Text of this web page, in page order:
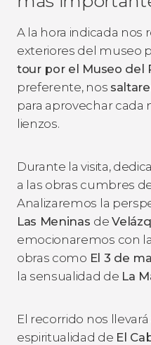
A la hora indicada nos
exteriores del museo
tour por el Museo del
preferente, nos
para aprovechar cada
lienzos.
Durante la visita,
a las obras cumbres
Analizaremos la
Las Meninas de
emocionaremos con
obras como El 3 de
la sensualidad de La
El recorrido nos
espiritualidad de El